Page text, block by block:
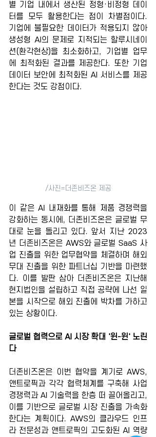
별 기업 내에서 생산된 정형·비정형 데이
터를 모두 활용한다는 점이 차별점이다.
기업에 불필요한 데이터가 적용되지 않아
생성형 AI의 문제로 지적되는 할루시네이
션(환각현상)을 최소화하고, 기업별 업무
에 최적화된 결과를 제공한다. 또한 기업
데이터 보안에 최적화된 AI 서비스를 제공
한다는 것도 강점이다.
/사진=더존비즈온 제공
이 같은 AI 내재화를 통해 제품 경쟁력을
강화하는 동시에, 더존비즈온은 글로벌 무
대로 눈을 돌리고 있다. 앞서 지난 2023
년 더존비즈온은 AWS와 글로벌 SaaS 사
업 진출을 위한 업무협약을 체결하며 해외
무대 진출을 위한 파트너십 기반을 마련했
다. 이를 발판 삼아 더존비즈온은 지난해
현지법인을 설립하고 직접 공략에 나선 일
본을 시작으로 해외 진출에 박차를 가하고
있는 상황이다.
글로벌 협력으로 AI 시장 확대 '윈-윈' 노린
다
더존비즈온은 이번 협약을 계기로 AWS,
앤트로픽과 각각 협력체계를 구축해 사업
경쟁력과 AI 기술력을 한층 떠 끌어올리고,
이를 기반으로 글로벌 시장 진출을 가속화
한다는 계획이다. AWS의 클라우드 인프
라 전문성과 앤트로픽의 고도화된 AI 역량